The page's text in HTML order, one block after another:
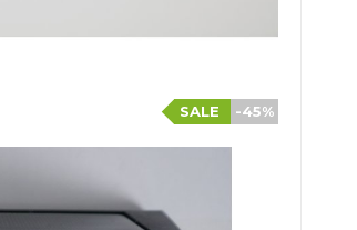
-45%
SALE